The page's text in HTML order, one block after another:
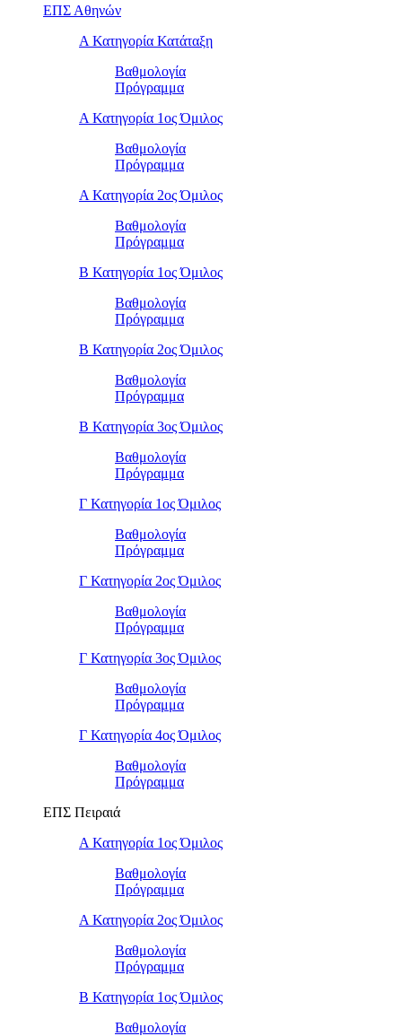
ΕΠΣ Αθηνών
Α Κατηγορία Κατάταξη
Βαθμολογία
Πρόγραμμα
Α Κατηγορία 1ος Όμιλος
Βαθμολογία
Πρόγραμμα
Α Κατηγορία 2ος Όμιλος
Βαθμολογία
Πρόγραμμα
Β Κατηγορία 1ος Όμιλος
Βαθμολογία
Πρόγραμμα
Β Κατηγορία 2ος Όμιλος
Βαθμολογία
Πρόγραμμα
Β Κατηγορία 3ος Όμιλος
Βαθμολογία
Πρόγραμμα
Γ Κατηγορία 1ος Όμιλος
Βαθμολογία
Πρόγραμμα
Γ Κατηγορία 2ος Όμιλος
Βαθμολογία
Πρόγραμμα
Γ Κατηγορία 3ος Όμιλος
Βαθμολογία
Πρόγραμμα
Γ Κατηγορία 4ος Όμιλος
Βαθμολογία
Πρόγραμμα
ΕΠΣ Πειραιά
Α Κατηγορία 1ος Όμιλος
Βαθμολογία
Πρόγραμμα
Α Κατηγορία 2ος Όμιλος
Βαθμολογία
Πρόγραμμα
Β Κατηγορία 1ος Όμιλος
Βαθμολογία